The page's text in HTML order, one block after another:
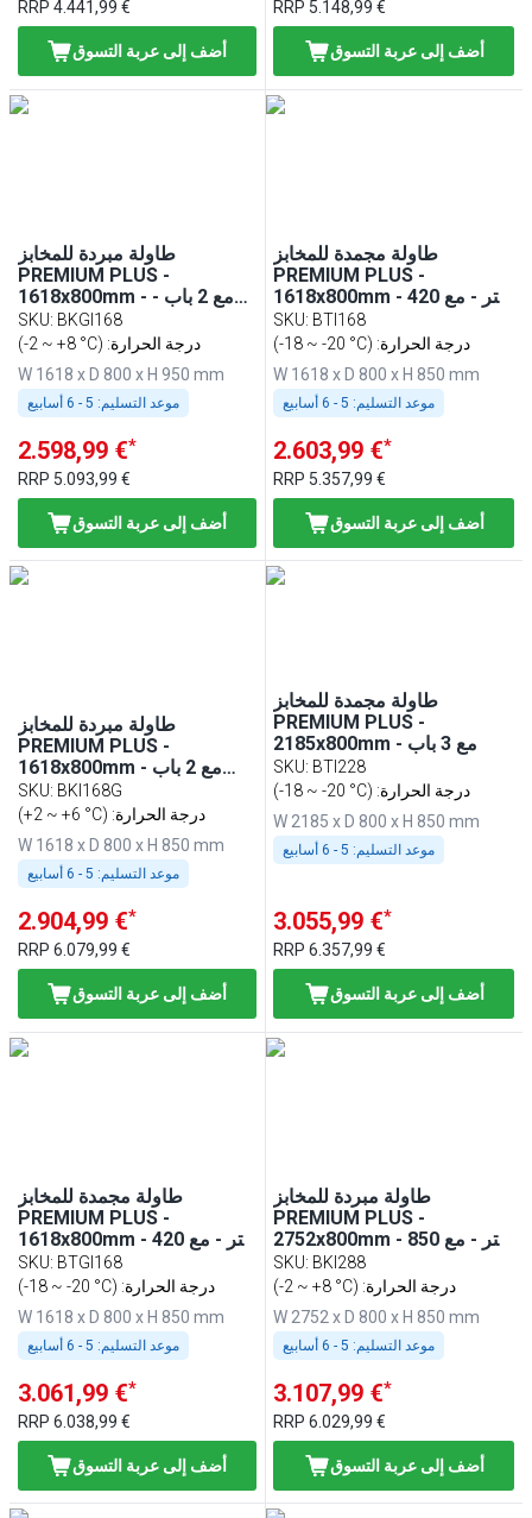
RRP 4.441,99 €
أضف إلى عربة التسوق
RRP 5.148,99 €
أضف إلى عربة التسوق
طاولة مبردة للمخابز
PREMIUM PLUS -
1618x800mm - مع 2 باب -
لوح عمل من الغرانيت
SKU: BKGI168
(-2 ~ +8 °C) :درجة الحرارة
W 1618 x D 800 x H 950 mm
موعد التسليم:
2.598,99 €*
RRP 5.093,99 €
أضف إلى عربة التسوق
طاولة مجمدة للمخابز
PREMIUM PLUS -
1618x800mm - 420 لتر - مع
2 بابSKU: BTI168
(-18 ~ -20 °C) :درجة الحرارة
W 1618 x D 800 x H 850 mm
موعد التسليم:
2.603,99 €*
RRP 5.357,99 €
أضف إلى عربة التسوق
طاولة مبردة للمخابز
PREMIUM PLUS -
1618x800mm - مع 2 باب
زجاجي - لوح عمل من
الغرانيت
SKU: BKI168G
(+2 ~ +6 °C) :درجة الحرارة
W 1618 x D 800 x H 850 mm
موعد التسليم:
2.904,99 €*
RRP 6.079,99 €
أضف إلى عربة التسوق
طاولة مجمدة للمخابز
PREMIUM PLUS -
2185x800mm - مع 3 باب
SKU: BTI228
(-18 ~ -20 °C) :درجة الحرارة
W 2185 x D 800 x H 850 mm
موعد التسليم:
3.055,99 €*
RRP6.357,99 €
أضف إلى عربة التسوق
طاولة مجمدة للمخابز
PREMIUM PLUS -
1618x800mm - 420 لتر - مع
SKU: BTGI168
(-18 ~ -20 °C) :درجة الحرارة
W 1618 x D 800 x H 850 mm
موعد التسليم:
3.061,99 €*
RRP 6.038,99 €
أضف إلى عربة التسوق
طاولة مبردة للمخابز
PREMIUM PLUS -
2752x800mm - 850 لتر - مع
4 بابSKU: BKI288
(-2 ~ +8 °C) :درجة الحرارة
W 2752 x D 800 x H 850 mm
موعد التسليم:
3.107,99 €*
RRP6.029,99 €
أضف إلى عربة التسوق